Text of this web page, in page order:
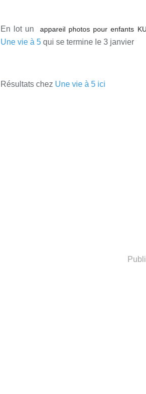
En lot unappareil photos pour enfants
Une vie à 5 qui se termine le 3 janvier
Résultats chez Une vie à 5 ici